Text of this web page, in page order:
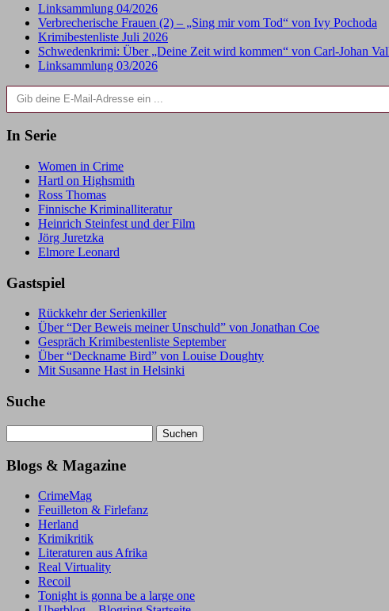
Linksammlung 04/2026
Verbrecherische Frauen (2) – „Sing mir vom Tod“ von Ivy Pochoda
Krimibestenliste Juli 2026
Schwedenkrimi: Über „Deine Zeit wird kommen“ von Carl-Johan
Linksammlung 03/2026
Gib deine E-Mail-Adresse ein ...
In Serie
Women in Crime
Hartl on Highsmith
Ross Thomas
Finnische Kriminalliteratur
Heinrich Steinfest und der Film
Jörg Juretzka
Elmore Leonard
Gastspiel
Rückkehr der Serienkiller
Über “Der Beweis meiner Unschuld” von Jonathan Coe
Gespräch Krimibestenliste September
Über “Deckname Bird” von Louise Doughty
Mit Susanne Hast in Helsinki
Suche
nach:
Blogs & Magazine
CrimeMag
Feuilleton & Firlefanz
Herland
Krimikritik
Literaturen aus Afrika
Real Virtuality
Recoil
Tonight is gonna be a large one